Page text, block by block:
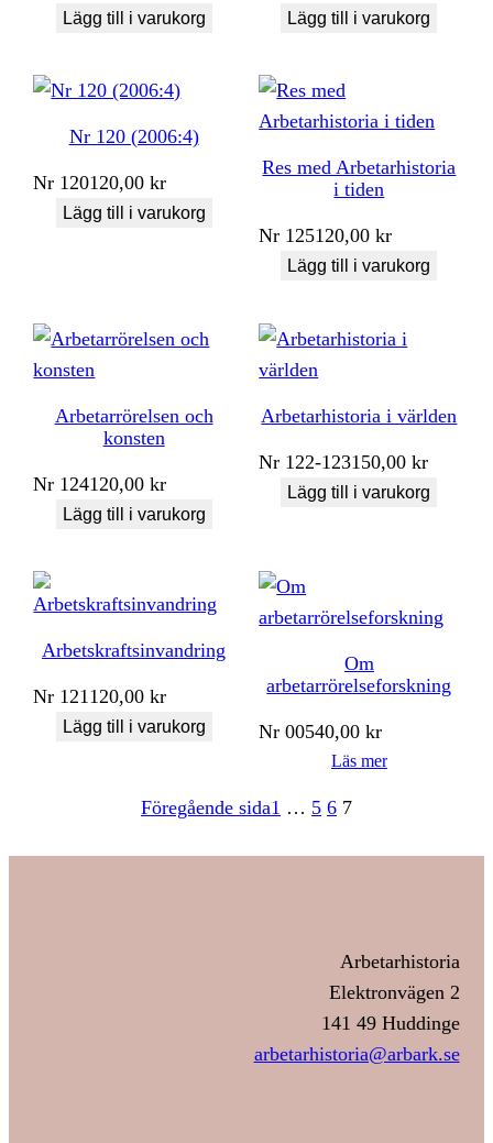
Lägg till i varukorg Lägg till i varukorg
Nr 120 (2006:4)
Nr 120120,00kr
Lägg till i varukorg
Res med Arbetarhistoria
i tiden
Nr 125120,00kr
Lägg till i varukorg
Arbetarrörelsen och
konsten
Nr 124120,00kr
Lägg till i varukorg
Arbetarhistoria i världen
Nr 122-123150,00kr
Lägg till i varukorg
Arbetskraftsinvandring
Nr 121120,00kr
Lägg till i varukorg
Om
arbetarrörelseforskning
Nr 00540,00kr
Läs mer
Föregående sida1 … 5 6 7
Arbetarhistoria
Elektronvägen 2
141 49 Huddinge
arbetarhistoria@arbark.se